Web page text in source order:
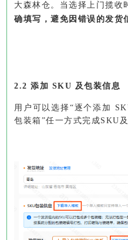
大森林仓。 当选择上门揽收
确填写，避免因错误的发货
2.2 添加 SKU 及包装信息
用户可以选择“逐个添加
包装箱”任一方式完成SKU